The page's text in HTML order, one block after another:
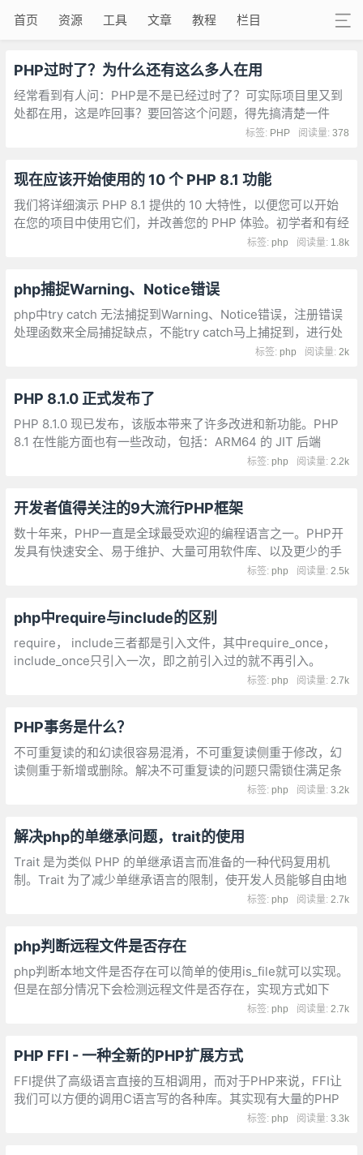
首页 资源 工具 文章 教程 栏目
PHP过时了？为什么还有这么多人在用
经常看到有人问：PHP是不是已经过时了？可实际项目里又到
处都在用，这是咋回事？要回答这个问题，得先搞清楚一件
事：说PHP过时的人看的是最近五年的技术趋势，说PHP广泛
阅读量:378
标签: PHP
现在应该开始使用的 10 个 PHP 8.1 功能
我们将详细演示 PHP 8.1 提供的 10 大特性，以便您可以开始
在您的项目中使用它们，并改善您的 PHP 体验。初学者和有经
阅读量: 1.8k
标签:php
php捕捉Warning、Notice错误
php中try catch 无法捕捉到Warning、Notice错误，注册错误
处理函数来全局捕捉缺点，不能try catch马上捕捉到，进行处
阅读量: 2k
标签:php
PHP 8.1.0 正式发布了
PHP 8.1.0 现已发布，该版本带来了许多改进和新功能。PHP
8.1 在性能方面也有一些改动，包括：ARM64 的 JIT 后端
阅读量: 2.2k
标签:php
开发者值得关注的9大流行PHP框架
数十年来，PHP一直是全球最受欢迎的编程语言之一。PHP开
发具有快速安全、易于维护、大量可用软件库、以及更少的手
动编程量等特点。如今，PHP在网站中的使用量已高达79%。
阅读量: 2.5k
标签:php
php中require与include的区别
require， include三者都是引入文件，其中require_once，
include_once只引入一次，即之前引入过的就不再引入。
include与require都是一种语言结构，并非真正的函数。
阅读量: 2.7k
标签:php
PHP事务是什么？
不可重复读的和幻读很容易混淆，不可重复读侧重于修改，幻
读侧重于新增或删除。解决不可重复读的问题只需锁住满足条
阅读量:3.2k
标签:php
解决php的单继承问题，trait的使用
Trait 是为类似 PHP 的单继承语言而准备的一种代码复用机
制。Trait 为了减少单继承语言的限制，使开发人员能够自由地
在不同层次结构内独立的类中复用 method。Trait 和 Class 组
阅读量: 2.7k
标签:php
php判断远程文件是否存在
php判断本地文件是否存在可以简单的使用is_file就可以实现。
但是在部分情况下会检测远程文件是否存在，实现方式如下
阅读量: 2.7k
标签:php
PHP FFI - 一种全新的PHP扩展方式
FFI提供了高级语言直接的互相调用，而对于PHP来说，FFI让
我们可以方便的调用C语言写的各种库。其实现有大量的PHP
扩展是对一些已有的C库的包装，比如常用的mysqli, curl,
阅读量:3.3k
标签:php